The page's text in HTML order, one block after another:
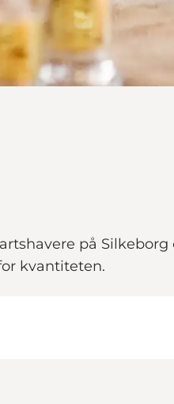
på
kvantiteten.